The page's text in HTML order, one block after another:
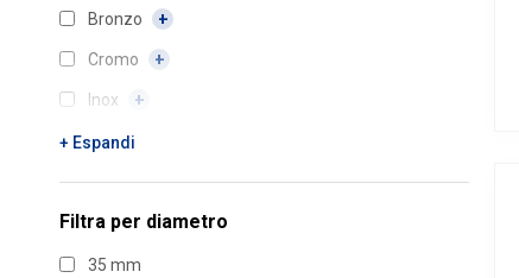
Bronzo
Cromo
Inox
Nero
Oro
Ottone
Rame
+ Espandi
Filtra per diametro
35 mm